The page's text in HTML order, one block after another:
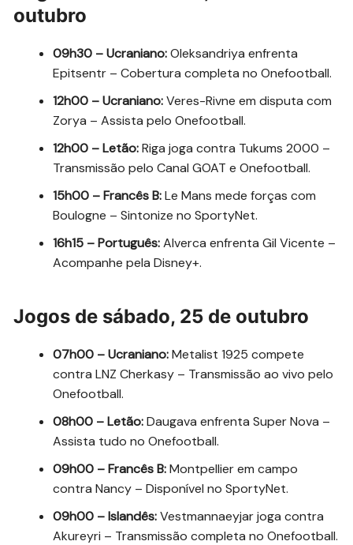
outubro
09h30 – Ucraniano:Oleksandriya enfrenta
Epitsentr – Cobertura completa no Onefootball.
12h00 – Ucraniano:Veres-Rivne em disputa com
Zorya – Assista pelo Onefootball.
12h00 – Letão:Riga joga contra Tukums 2000 –
Transmissão pelo Canal GOAT e Onefootball.
15h00 – Francês B:Le Mans mede forças com
Boulogne – Sintonize no SportyNet.
16h15 – Português:Alverca enfrenta Gil Vicente –
Acompanhe pela Disney+.
Jogos de sábado, 25 de outubro
07h00 – Ucraniano:Metalist 1925 compete
contra LNZ Cherkasy – Transmissão ao vivo pelo
Onefootball.
08h00 – Letão:Daugava enfrenta Super Nova –
Assista tudo no Onefootball.
09h00 – Francês B:Montpellier em campo
contra Nancy – Disponível no SportyNet.
09h00 – Islandês:Vestmannaeyjar joga contra
Akureyri – Transmissão completa no Onefootball.